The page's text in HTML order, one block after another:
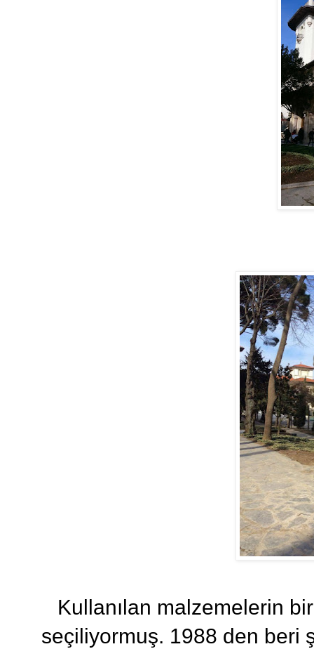
Kullanılan malzemelerin
seçiliyormuş. 1988 den beri